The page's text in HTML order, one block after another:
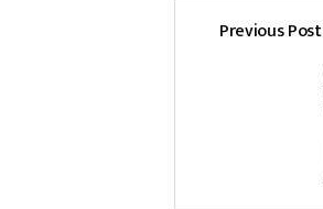
Previous Post